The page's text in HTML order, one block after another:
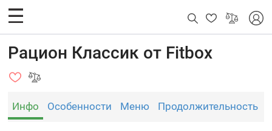
Рацион Классик от Fitbox
Инфо Особенности Меню Продолжительность